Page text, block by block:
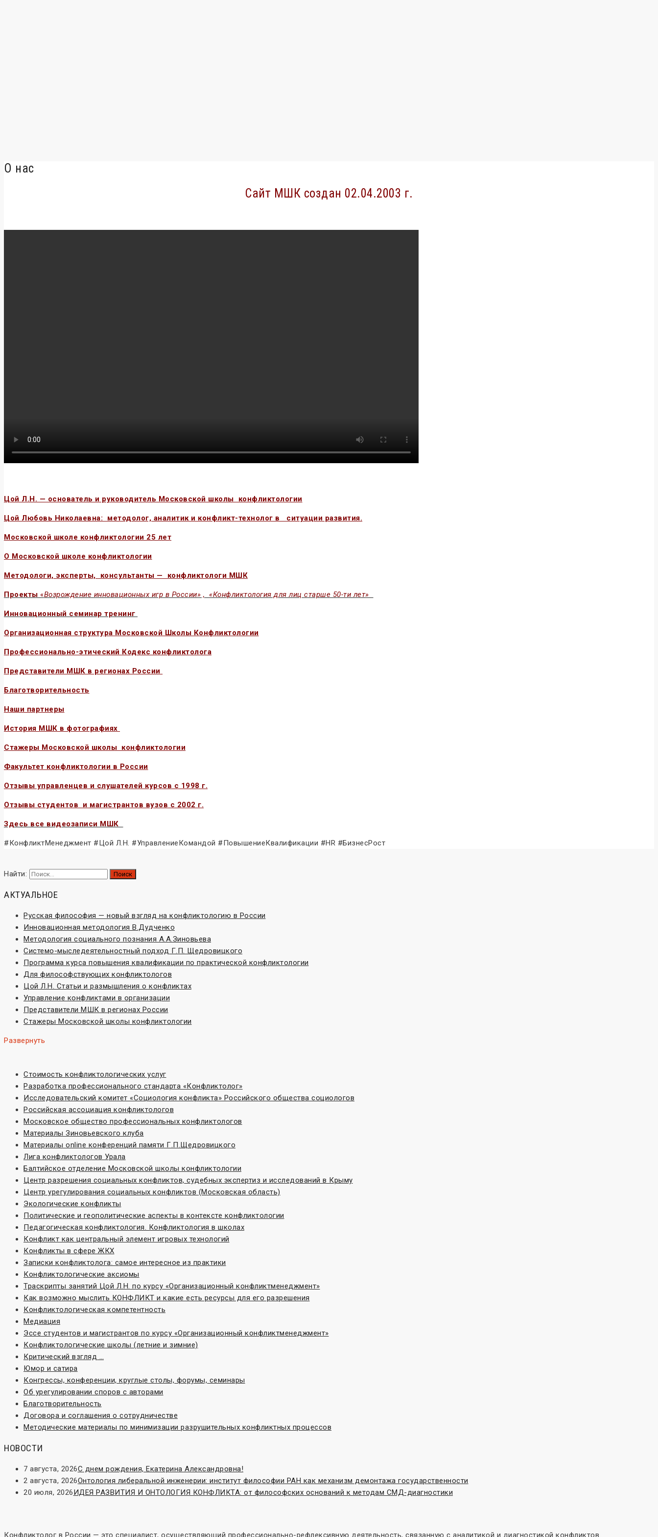
О нас
Сайт МШК создан 02.04.2003 г.
Цой Л.Н. — основатель и руководитель Московской школы конфликтологии
Цой Любовь Николаевна: методолог, аналитик и конфликт-технолог в ситуации развития.
Московской школе конфликтологии 25 лет
О Московской школе конфликтологии
Методологи, эксперты, консультанты — конфликтологи МШК
Проекты «Возрождение инновационных игр в России» , «Конфликтология для лиц старше 50-ти лет»
Инновационный семинар тренинг
Организационная структура Московской Школы Конфликтологии
Профессионально-этический Кодекс конфликтолога
Представители МШК в регионах России
Благотворительность
Наши партнеры
История МШК в фотографиях
Стажеры Московской школы конфликтологии
Факультет конфликтологии в России
Отзывы управленцев и слушателей курсов с 1998 г.
Отзывы студентов и магистрантов вузов с 2002 г.
Здесь все видеозаписи МШК
#КонфликтМенеджмент #Цой Л.Н. #УправлениеКомандой #ПовышениеКвалификации #HR #БизнесРост
Найти:
АКТУАЛЬНОЕ
Русская философия — новый взгляд на конфликтологию в России
Инновационная методология В.Дудченко
Методология социального познания А.А.Зиновьева
Системо-мыследеятельностный подход Г.П. Щедровицкого
Программа курса повышения квалификации по практической конфликтологии
Для философствующих конфликтологов
Цой Л.Н. Статьи и размышления о конфликтах
Управление конфликтами в организации
Представители МШК в регионах России
Стажеры Московской школы конфликтологии
Развернуть
Стоимость конфликтологических услуг
Разработка профессионального стандарта «Конфликтолог»
Исследовательский комитет «Социoлогия конфликта» Российского общества социологов
Российская ассоциация конфликтологов
Московское общество профессиональных конфликтологов
Материалы Зиновьевского клуба
Материалы online конференций памяти Г.П.Щедровицкого
Лига конфликтологов Урала
Балтийское отделение Московской школы конфликтологии
Центр разрешения социальных конфликтов, судебных экспертиз и исследований в Крыму
Центр урегулирования социальных конфликтов (Московская область)
Экологические конфликты
Политические и геополитические аспекты в контексте конфликтологии
Педагогическая конфликтология. Конфликтология в школах
Конфликт как центральный элемент игровых технологий
Конфликты в сфере ЖКХ
Записки конфликтолога: самое интересное из практики
Конфликтологические аксиомы
Траскрипты занятий Цой Л.Н. по курсу «Организационный конфликтменеджмент»
Как возможно мыслить КОНФЛИКТ и какие есть ресурсы для его разрешения
Конфликтологическая компетентность
Медиация
Эссе студентов и магистрантов по курсу «Организационный конфликтменеджмент»
Конфликтологические школы (летние и зимние)
Критический взгляд …
Юмор и сатира
Конгрессы, конференции, круглые столы, форумы, семинары
Об урегулировании споров с авторами
Благотворительность
Договора и соглашения о сотрудничестве
Методические материалы по минимизации разрушительных конфликтных процессов
НОВОСТИ
7 августа, 2026С днем рождения, Екатерина Александровна!
2 августа, 2026Онтология либеральной инженерии: институт философии РАН как механизм демонтажа государственности
20 июля, 2026ИДЕЯ РАЗВИТИЯ И ОНТОЛОГИЯ КОНФЛИКТА: от философских оснований к методам СМД-диагностики
Конфликтолог в России — это специалист, осуществляющий профессионально-рефлексивную деятельность, связанную с аналитикой и диагностикой конфликтов.